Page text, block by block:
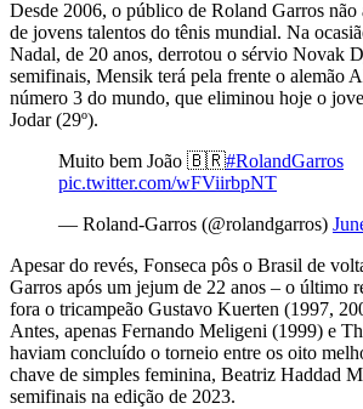
Desde 2006, o público de Roland Garros não
de jovens talentos do tênis mundial. Na
Nadal, de 20 anos, derrotou o sérvio Novak
semifinais, Mensik terá pela frente o alemão
número 3 do mundo, que eliminou hoje o
Jodar (29º).
Muito bem João 🇧🇷#RolandGarros
pic.twitter.com/wFViirbpNT
— Roland-Garros (@rolandgarros)
Apesar do revés, Fonseca pôs o Brasil de
Garros após um jejum de 22 anos – o último
fora o tricampeão Gustavo Kuerten (1997,
Antes, apenas Fernando Meligeni (1999) e
haviam concluído o torneio entre os oito
chave de simples feminina, Beatriz Haddad
semifinais na edição de 2023.